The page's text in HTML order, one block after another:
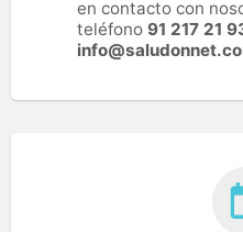
en contacto con
teléfono 91 217 21